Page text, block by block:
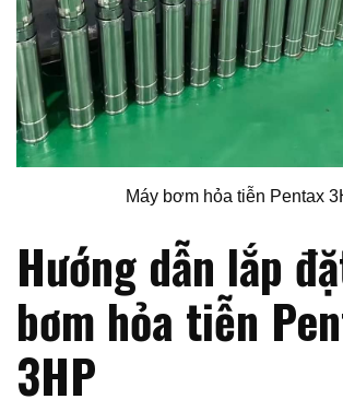
Máy bơm hỏa tiễn Pentax
Hướng dẫn lắp
bơm hỏa tiễn
3HP